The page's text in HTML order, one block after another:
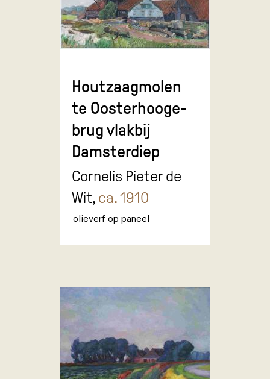
Houtzaagmolen
te Oosterhooge-
brug vlakbij
Damsterdiep
Cornelis Pieter de
Wit, ca. 1910
olieverf op paneel